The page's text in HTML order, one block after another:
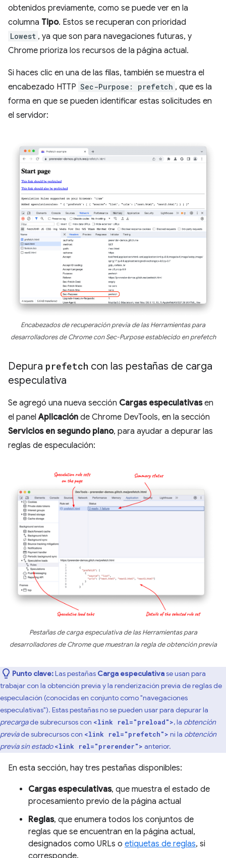
obtenidos previamente, como se puede ver en la
columna Tipo. Estos se recuperan con prioridad
Lowest , ya que son para navegaciones futuras, y
Chrome prioriza los recursos de la página actual.
Si haces clic en una de las filas, también se muestra el
encabezado HTTP Sec-Purpose: prefetch , que es la
forma en que se pueden identificar estas solicitudes en
el servidor:
Encabezados de recuperación previa de las Herramientas para
desarrolladores de Chrome con Sec-Purpose establecido en prefetch
Depura prefetch con las pestañas de carga
especulativa
Se agregó una nueva sección Cargas especulativasen
el panelAplicación de Chrome DevTools, en la sección
Servicios en segundo plano, para ayudar a depurar las
reglas de especulación:
Pestañas de carga especulativa de las Herramientas para
desarrolladores de Chrome que muestran la regla de obtención previa
Punto clave:Las pestañas Carga especulativase usan para
trabajar con la obtención previa y la renderización previa de reglas de
especulación (conocidas en conjunto como "navegaciones
especulativas"). Estas pestañas no se pueden usar para depurar la
precargade subrecursos con <link rel="preload">, la obtención
previade subrecursos con <link rel="prefetch"> ni la obtención
previa sin estado <link rel="prerender"> anterior.
En esta sección, hay tres pestañas disponibles:
Cargas especulativas, que muestra el estado de
procesamiento previo de la página actual
Reglas, que enumera todos los conjuntos de
reglas que se encuentran en la página actual,
designados como URLs o etiquetas de reglas, si
corresponde.